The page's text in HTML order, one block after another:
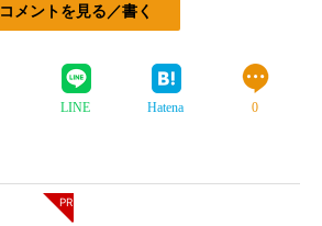
コメントを見る／書く
LINE Hatena 0